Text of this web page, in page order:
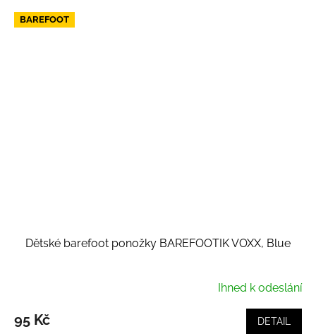
BAREFOOT
Dětské barefoot ponožky BAREFOOTIK VOXX, Blue
Ihned k odeslání
95 Kč DETAIL